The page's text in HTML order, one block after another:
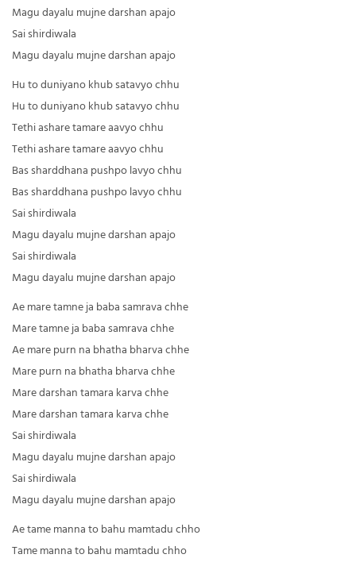
Magu dayalu mujne darshan apajo
Sai shirdiwala
Magu dayalu mujne darshan apajo
Hu to duniyano khub satavyo chhu
Hu to duniyano khub satavyo chhu
Tethi ashare tamare aavyo chhu
Tethi ashare tamare aavyo chhu
Bas sharddhana pushpo lavyo chhu
Bas sharddhana pushpo lavyo chhu
Sai shirdiwala
Magu dayalu mujne darshan apajo
Sai shirdiwala
Magu dayalu mujne darshan apajo
Ae mare tamne ja baba samrava chhe
Mare tamne ja baba samrava chhe
Ae mare purn na bhatha bharva chhe
Mare purn na bhatha bharva chhe
Mare darshan tamara karva chhe
Mare darshan tamara karva chhe
Sai shirdiwala
Magu dayalu mujne darshan apajo
Sai shirdiwala
Magu dayalu mujne darshan apajo
Ae tame manna to bahu mamtadu chho
Tame manna to bahu mamtadu chho